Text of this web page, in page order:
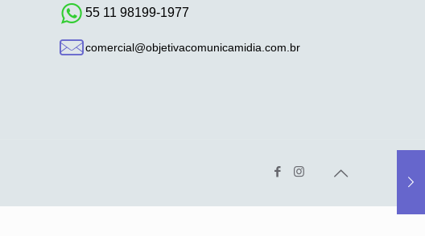
55 11 98199-1977
comercial@objetivacomunicamidia.com.br